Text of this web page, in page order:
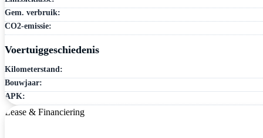
Gem. verbruik:
CO2-emissie:
Voertuiggeschiedenis
Kilometerstand:
Bouwjaar:
APK:
Lease & Financiering